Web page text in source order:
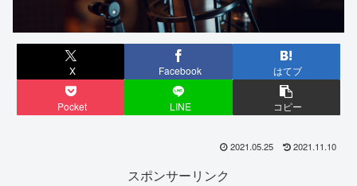
X Facebook はてブ
Pocket LINE コピー
2021.05.25 2021.11.10
スポンサーリンク